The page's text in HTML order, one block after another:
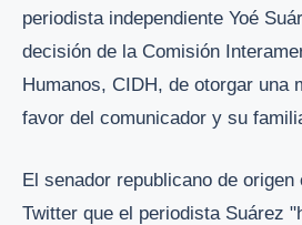
periodista independiente Yoé
decisión de la Comisión
Humanos, CIDH, de otorgar una
favor del comunicador y su
El senador republicano de origen
Twitter que el periodista Suárez